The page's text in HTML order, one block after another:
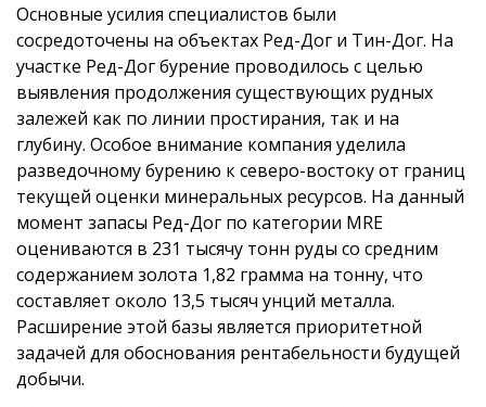
Основные усилия специалистов были
сосредоточены на объектах Ред-Дог и Тин-Дог. На
участке Ред-Дог бурение проводилось с целью
выявления продолжения существующих рудных
залежей как по линии простирания, так и на
глубину. Особое внимание компания уделила
разведочному бурению к северо-востоку от границ
текущей оценки минеральных ресурсов. На данный
момент запасы Ред-Дог по категории MRE
оцениваются в 231 тысячу тонн руды со средним
содержанием золота 1,82 грамма на тонну, что
составляет около 13,5 тысяч унций металла.
Расширение этой базы является приоритетной
задачей для обоснования рентабельности будущей
добычи.